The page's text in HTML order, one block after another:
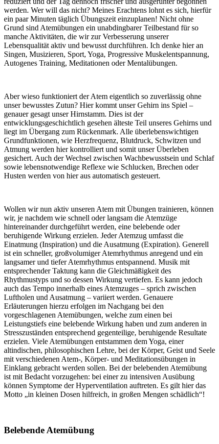
werden. Wer will das nicht? Meines Erachtens lohnt es sich, hierfür
ein paar Minuten täglich Übungszeit einzuplanen! Nicht ohne
Grund sind Atemübungen ein unabdingbarer Teilbestand für so
manche Aktivitäten, die wir zur Verbesserung unserer
Lebensqualität aktiv und bewusst durchführen. Ich denke hier an
Singen, Musizieren, Sport, Yoga, Progressive Muskelentspannung,
Autogenes Training, Meditationen oder Mentalübungen.
Aber wieso funktioniert der Atem eigentlich so zuverlässig ohne
unser bewusstes Zutun? Hier kommt unser Gehirn ins Spiel –
genauer gesagt unser Hirnstamm. Dies ist der
entwicklungsgeschichtlich gesehen älteste Teil unseres Gehirns und
liegt im Übergang zum Rückenmark. Alle überlebenswichtigen
Grundfunktionen, wie Herzfrequenz, Blutdruck, Schwitzen und
Atmung werden hier kontrolliert und somit unser Überleben
gesichert. Auch der Wechsel zwischen Wachbewusstsein und Schlaf
sowie lebensnotwendige Reflexe wie Schlucken, Brechen oder
Husten werden von hier aus automatisch gesteuert.
Wollen wir nun aktiv unseren Atem mit Übungen trainieren, können
wir, je nachdem wie schnell oder langsam die Atemzüge
hintereinander durchgeführt werden, eine belebende oder
beruhigende Wirkung erzielen. Jeder Atemzug umfasst die
Einatmung (Inspiration) und die Ausatmung (Expiration). Generell
ist ein schneller, großvolumiger Atemrhythmus anregend und ein
langsamer und tiefer Atemrhythmus entspannend. Musik mit
entsprechender Taktung kann die Gleichmäßigkeit des
Rhythmustyps und so dessen Wirkung vertiefen. Es kann jedoch
auch das Tempo innerhalb eines Atemzuges – sprich zwischen
Luftholen und Ausatmung – variiert werden. Genauere
Erläuterungen hierzu erfolgen im Nachgang bei den
vorgeschlagenen Atemübungen, welche zum einen bei
Leistungstiefs eine belebende Wirkung haben und zum anderen in
Stresszuständen entsprechend gegenteilige, beruhigende Resultate
erzielen. Viele Atemübungen entstammen dem Yoga, einer
altindischen, philosophischen Lehre, bei der Körper, Geist und Seele
mit verschiedenen Atem-, Körper- und Meditationsübungen in
Einklang gebracht werden sollen. Bei der belebenden Atemübung
ist mit Bedacht vorzugehen: bei einer zu intensiven Ausübung
können Symptome der Hyperventilation auftreten. Es gilt hier das
Motto „in kleinen Dosen hilfreich, in großen Mengen schädlich“!
Belebende Atemübung